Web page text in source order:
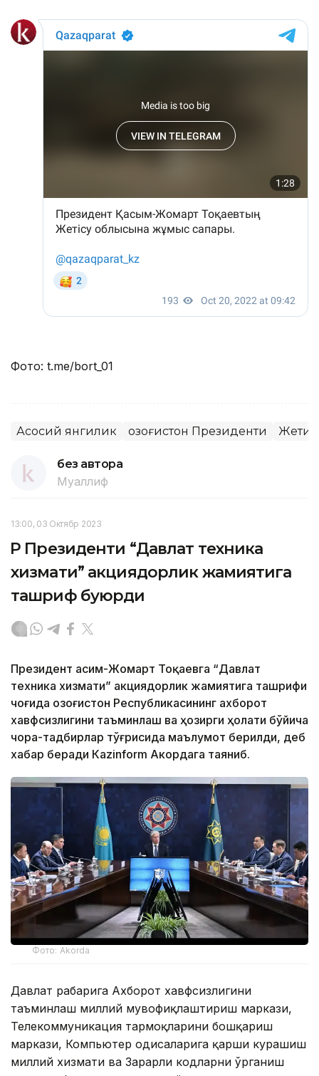
Фото: t.me/bort_01
Асосий янгилик Қозоғистон Президенти
без автора
Муаллиф
13:00, 03 Октябр 2023
ҚР Президенти “Давлат техника
хизмати” акциядорлик жамиятига
ташриф буюрди
Президент Қасим-Жомарт Тоқаевга “Давлат
техника хизмати” акциядорлик жамиятига ташрифи
чоғида Қозоғистон Республикасининг ахборот
хавфсизлигини таъминлаш ва ҳозирги ҳолати бўйича
чора-тадбирлар тўғрисида маълумот берилди, деб
хабар беради Каzinform Акордага таяниб.
Фото: Akorda
Давлат раҳбарига Ахборот хавфсизлигини
таъминлаш миллий мувофиқлаштириш маркази,
Телекоммуникация тармоқларини бошқариш
маркази, Компьютер ҳодисаларига қарши курашиш
миллий хизмати ва Зарарли кодларни ўрганиш